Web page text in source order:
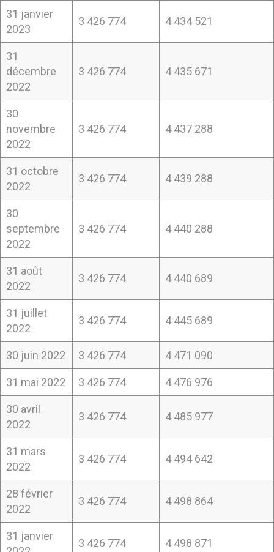
31 janvier
2023
3 426 774 4 434 521
31
décembre
2022
3 426 774 4 435 671
30
novembre
2022
3 426 774 4 437 288
31 octobre
2022
3 426 774 4 439 288
30
septembre
2022
3 426 774 4 440 288
31 août
2022
3 426 774 4 440 689
31 juillet
2022
3 426 774 4 445 689
30 juin 2022 3 426 774 4 471 090
31 mai 2022 3 426 774 4 476 976
30 avril
2022
3 426 774 4 485 977
31 mars
2022
3 426 774 4 494 642
28 février
2022
3 426 774 4 498 864
31 janvier
3 426 774 4 498 871